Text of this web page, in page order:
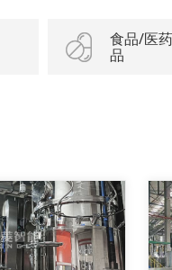
食品/医
品